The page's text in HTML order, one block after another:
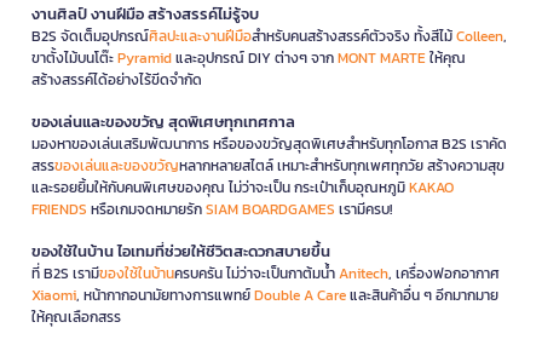
งานศิลป์ งานฝีมือ สร้างสรรค์ไม่รู้จบ
B2S จัดเต็มอุปกรณ์ศิลปะและงานฝีมือสำหรับคนสร้างสรรค์ตัวจริง ทั้งสีไม้Colleen,
ขาตั้งไม้บนโต๊ะPyramidและอุปกรณ์ DIY ต่างๆ จากMONT MARTEให้คุณ
สร้างสรรค์ได้อย่างไร้ขีดจำกัด
ของเล่นและของขวัญ สุดพิเศษทุกเทศกาล
มองหาของเล่นเสริมพัฒนาการ หรือของขวัญสุดพิเศษสำหรับทุกโอกาส B2S เราคัด
สรรของเล่นและของขวัญหลากหลายสไตล์ เหมาะสำหรับทุกเพศทุกวัย สร้างความสุข
และรอยยิ้มให้กับคนพิเศษของคุณ ไม่ว่าจะเป็น กระเป๋าเก็บอุณหภูมิKAKAO
FRIENDS หรือเกมจดหมายรักSIAM BOARDGAMES เรามีครบ!
ของใช้ในบ้าน ไอเทมที่ช่วยให้ชีวิตสะดวกสบายขึ้น
ที่ B2S เรามีของใช้ในบ้านครบครัน ไม่ว่าจะเป็นกาต้มน้ำAnitech, เครื่องฟอกอากาศ
Xiaomi, หน้ากากอนามัยทางการแพทย์Double A Careและสินค้าอื่น ๆ อีกมากมาย
ให้คุณเลือกสรร